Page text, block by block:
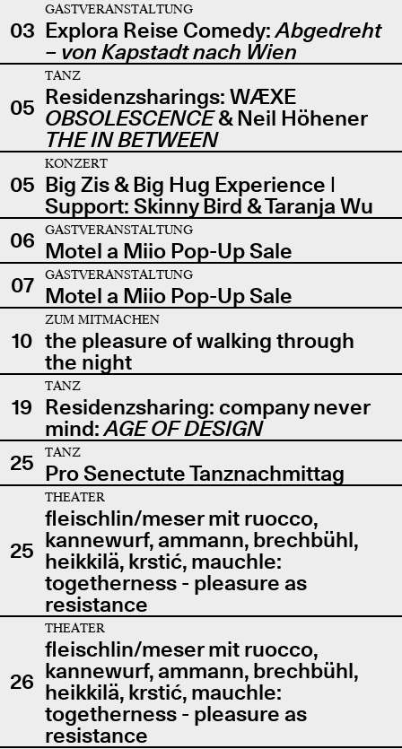
03
GASTVERANSTALTUNG
Explora Reise Comedy:Abgedreht
– von Kapstadt nach Wien
05
TANZ
Residenzsharings: WÆXE
OBSOLESCENCE& Neil Höhener
THE IN BETWEEN
05
KONZERT
Big Zis & Big Hug Experience |
Support: Skinny Bird & Taranja Wu
06
GASTVERANSTALTUNG
Motel a Miio Pop-Up Sale
07
GASTVERANSTALTUNG
Motel a Miio Pop-Up Sale
10
ZUM MITMACHEN
the pleasure of walking through
the night
19
TANZ
Residenzsharing: company never
mind:AGE OF DESIGN
25
TANZ
Pro Senectute Tanznachmittag
25
THEATER
fleischlin/meser mit ruocco,
kannewurf, ammann, brechbühl,
heikkilä, krstić, mauchle:
togetherness - pleasure as
resistance
26
THEATER
fleischlin/meser mit ruocco,
kannewurf, ammann, brechbühl,
heikkilä, krstić, mauchle:
togetherness - pleasure as
resistance